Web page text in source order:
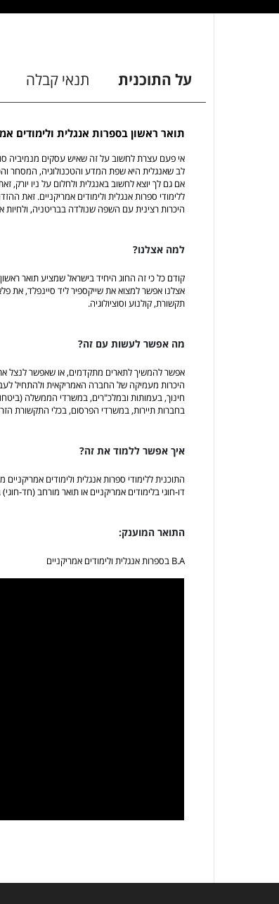
על התוכנית תנאי קבלה
תואר ראשון בספרות אנגלית
אי פעם עצרת לחשוב על זה שאיש עסקים
לב שאנגלית היא שפת המדע והטכנולוגיה, המסחר
אם גם לך יוצא לחשוב באנגלית ולחלום על ניו
ללימודי ספרות אנגלית ולימודים אמריקניים. זאת
היכרות רצינית עם השפה שנולדה בבריטניה, ולחיות
למה אצלנו?
קודם כל כי זה החוג היחיד בישראל שמציע תואר
אצלנו אפשר למצוא את שייקספיר ליד סיינפלד, את
תקשורת, קולנוע וסוציולוגיה.
מה אפשר לעשות עם זה?
אפשר להמשיך לתארים מתקדמים, או שאפשר לנצל
היכרות מעמיקה של החברה האמריקאית ולהתחיל
חינוך, בעמותות ובמלכ"רים, במשרדי הממשלה
בחברות תיירות, במשרדי הפרסום, בכלי התקשורת
איך אפשר ללמוד את זה?
התוכנית ללימודי ספרות אנגלית ולימודים
דו-חוגי בלימודים אמריקניים או תואר מורחב (חד-
התואר המוענק:
B.A בספרות אנגלית ולימודים אמריקניים